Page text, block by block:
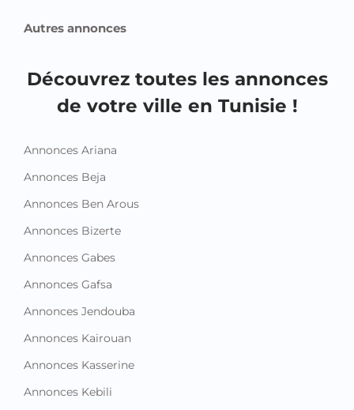
Autres annonces
Découvrez toutes les annonces
de votre ville en Tunisie !
Annonces Ariana
Annonces Beja
Annonces Ben Arous
Annonces Bizerte
Annonces Gabes
Annonces Gafsa
Annonces Jendouba
Annonces Kairouan
Annonces Kasserine
Annonces Kebili